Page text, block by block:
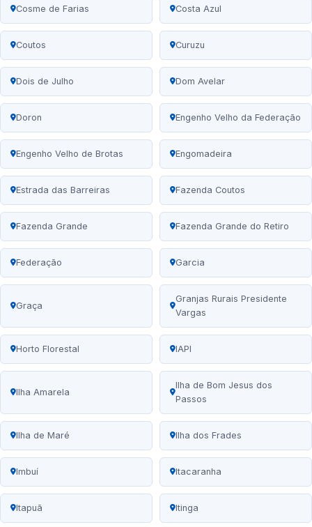
Cosme de Farias Costa Azul
Coutos Curuzu
Dois de Julho Dom Avelar
Doron Engenho Velho da Federação
Engenho Velho de Brotas Engomadeira
Estrada das Barreiras Fazenda Coutos
Fazenda Grande Fazenda Grande do Retiro
Federação Garcia
Graça
Granjas Rurais Presidente
Vargas
Horto Florestal IAPI
Ilha Amarela
Ilha de Bom Jesus dos
Passos
Ilha de Maré Ilha dos Frades
Imbuí Itacaranha
Itapuã Itinga